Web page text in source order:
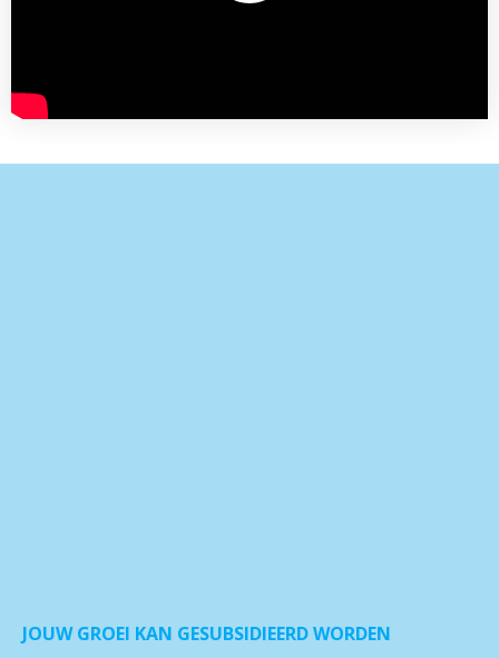
JOUW GROEI KAN GESUBSIDIEERD WORDEN